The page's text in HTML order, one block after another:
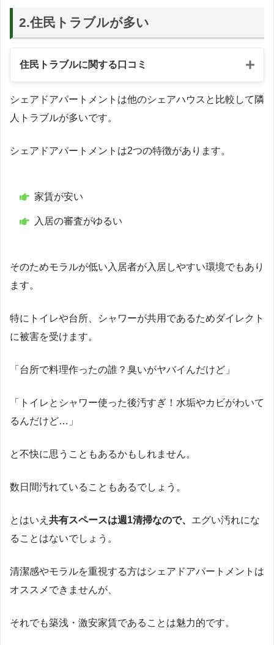
2.住民トラブルが多い
住民トラブルに関する口コミ
Twitterでの意見
シェアドアパートメントは他のシェアハウスと比較して隣
人トラブルが多いです。
シェアドアパートメントは2つの特徴があります。
家賃が安い
入居の審査がゆるい
そのためモラルが低い入居者が入居しやすい環境でもあり
ます。
特にトイレや台所、シャワーが共用であるためダイレクト
に被害を受けます。
「台所で料理作ったの誰？臭いがヤバイんだけど」
「トイレとシャワー使った後汚すぎ！水垢やカビがわいて
るんだけど…」
と不快に思うこともあるかもしれません。
数日間汚れていることもあるでしょう。
とはいえ 共有スペースは週1清掃なので、 エグい汚れにな
ることはないでしょう。
清潔感やモラルを重視する方はシェアドアパートメントは
オススメできませんが、
それでも築浅・激安家賃であることは魅力的です。